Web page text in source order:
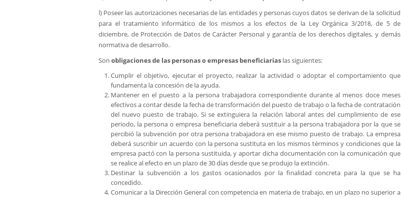
l) Poseer las autorizaciones necesarias de las entidades y personas cuyos datos se derivan de la solicitud
para el tratamiento informático de los mismos a los efectos de la Ley Orgánica 3/2018, de 5 de
diciembre, de Protección de Datos de Carácter Personal y garantía de los derechos digitales, y demás
normativa de desarrollo.
Son obligaciones de las personas o empresas beneficiarias las siguientes:
Cumplir el objetivo, ejecutar el proyecto, realizar la actividad o adoptar el comportamiento que
fundamenta la concesión de la ayuda.
Mantener en el puesto a la persona trabajadora correspondiente durante al menos doce meses
efectivos a contar desde la fecha de transformación del puesto de trabajo o la fecha de contratación
del nuevo puesto de trabajo. Si se extinguiera la relación laboral antes del cumplimiento de ese
periodo, la persona o empresa beneficiaria deberá sustituir a la persona trabajadora por la que se
percibió la subvención por otra persona trabajadora en ese mismo puesto de trabajo. La empresa
deberá suscribir un acuerdo con la persona sustituta en los mismos términos y condiciones que la
empresa pactó con la persona sustituida, y aportar dicha documentación con la comunicación que
se realice al efecto en un plazo de 30 días desde que se produjo la extinción.
Destinar la subvención a los gastos ocasionados por la finalidad concreta para la que se ha
concedido.
Comunicar a la Dirección General con competencia en materia de trabajo, en un plazo no superior a